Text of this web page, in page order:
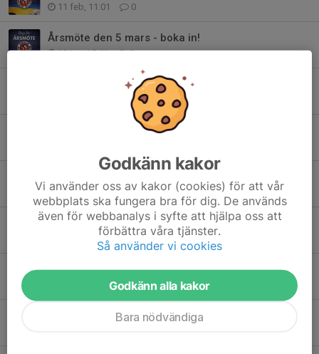
11 feb, 11:01 0
Årsmöte den 5 mars - boka in!
19 jan, 15:41 0
Schema VT 2026 - terminstart vecka 3
0
Nybörjarstart för barn 6-11 år - FULLBOKAT!
10 dec 2025 0
Poängjakt och julavslutning 2025
23 nov 2025 0
Distriktsläger i Sundsvall
0
Snart dags för ny termin. JIPPIIEEE!
Godkänn kakor
Vi använder oss av kakor (cookies) för att vår
webbplats ska fungera bra för dig. De används
även för webbanalys i syfte att hjälpa oss att
förbättra våra tjänster.
Så använder vi cookies
Godkänn alla kakor
Bara nödvändiga